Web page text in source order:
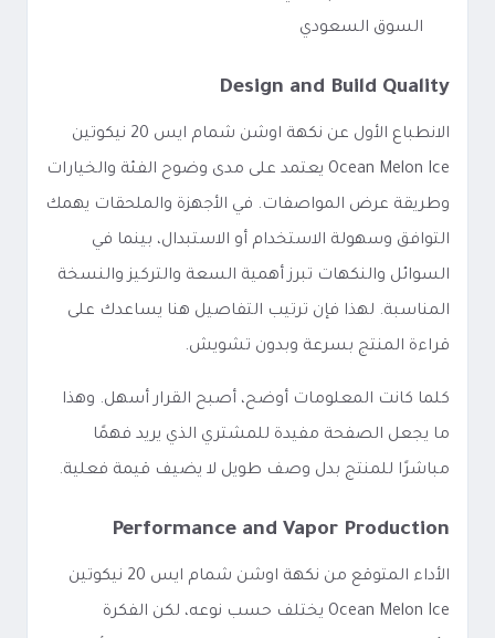
السوق السعودي
Design and Build Quality
الانطباع الأول عن نكهة اوشن شمام ايس 20 نيكوتين
Ocean Melon Ice يعتمد على مدى وضوح الفئة والخيارات
وطريقة عرض المواصفات. في الأجهزة والملحقات يهمك
التوافق وسهولة الاستخدام أو الاستبدال، بينما في
السوائل والنكهات تبرز أهمية السعة والتركيز والنسخة
المناسبة. لهذا فإن ترتيب التفاصيل هنا يساعدك على
قراءة المنتج بسرعة وبدون تشويش.
كلما كانت المعلومات أوضح، أصبح القرار أسهل. وهذا
ما يجعل الصفحة مفيدة للمشتري الذي يريد فهمًا
مباشرًا للمنتج بدل وصف طويل لا يضيف قيمة فعلية.
Performance and Vapor Production
الأداء المتوقع من نكهة اوشن شمام ايس 20 نيكوتين
Ocean Melon Ice يختلف حسب نوعه، لكن الفكرة